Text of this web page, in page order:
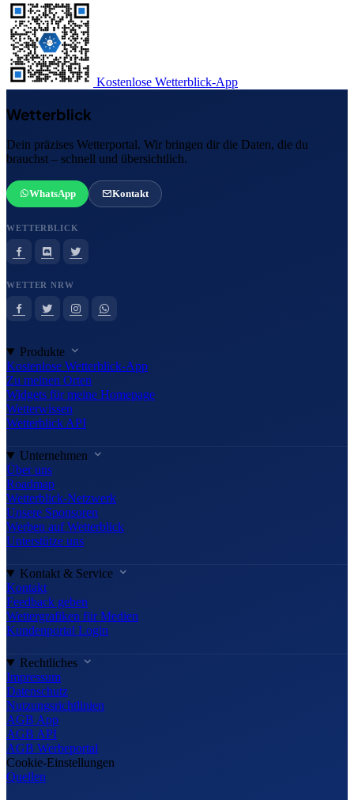
Kostenlose Wetterblick-App
Wetterblick
Dein präzises Wetterportal. Wir bringen dir die Daten, die du
brauchst – schnell und übersichtlich.
WhatsApp Kontakt
WETTERBLICK
WETTER NRW
Produkte
Kostenlose Wetterblick-App
Zu meinen Orten
Widgets für meine Homepage
Wetterwissen
Wetterblick API
Unternehmen
Über uns
Roadmap
Wetterblick-Netzwerk
Unsere Sponsoren
Werben auf Wetterblick
Unterstütze uns
Kontakt & Service
Kontakt
Feedback geben
Wettergrafiken für Medien
Kundenportal Login
Rechtliches
Impressum
Datenschutz
Nutzungsrichtlinien
AGB App
AGB API
AGB Werbeportal
Cookie-Einstellungen
Quellen